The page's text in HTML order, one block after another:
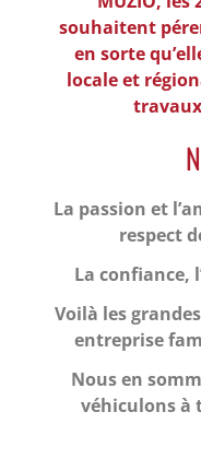
souhaitent
en sorte
locale et
La passion et
respect
La confiance,
Voilà les
entreprise
Nous en
véhiculons à